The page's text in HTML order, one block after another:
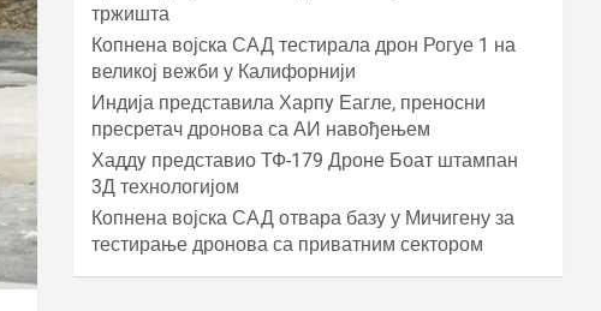
тржишта
Копнена војска САД тестирала дрон Рогуе 1 на
великој вежби у Калифорнији
Индија представила Харпy Еагле, преносни
пресретач дронова са АИ навођењем
Хаддy представио ТФ-179 Дроне Боат штампан
3Д технологијом
Копнена војска САД отвара базу у Мичигену за
тестирање дронова са приватним сектором